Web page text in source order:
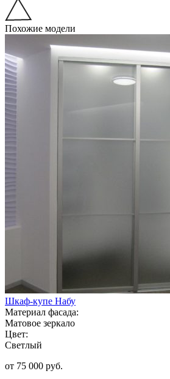
Похожие модели
Шкаф-купе Набу
Материал фасада:
Матовое зеркало
Цвет:
Светлый
от 75 000 руб.